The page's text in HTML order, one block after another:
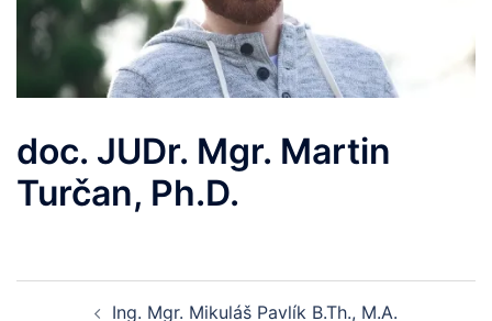
doc. JUDr. Mgr. Martin
Turčan, Ph.D.
Ing. Mgr. Mikuláš Pavlík B.Th., M.A.